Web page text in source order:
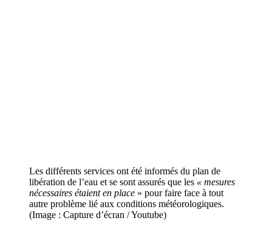
Les différents services ont été informés du plan de
libération de l’eau et se sont assurés que les « mesures
nécessaires étaient en place » pour faire face à tout
autre problème lié aux conditions météorologiques.
(Image : Capture d’écran / Youtube)